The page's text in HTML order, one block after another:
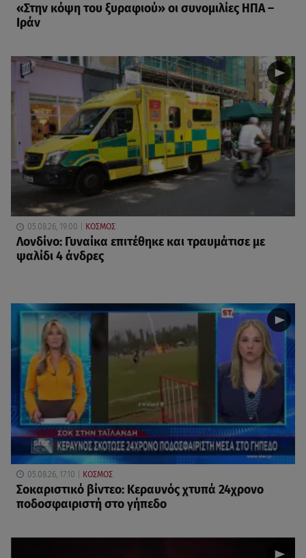
«Στην κόψη του ξυραφιού» οι συνομιλίες ΗΠΑ –
Ιράν
05.08.26, 19:00 ΚΟΣΜΟΣ
Λονδίνο: Γυναίκα επιτέθηκε και τραυμάτισε με
ψαλίδι 4 άνδρες
05.08.26, 17:10 ΚΟΣΜΟΣ
Σοκαριστικό βίντεο: Κεραυνός χτυπά 24χρονο
ποδοσφαιριστή στο γήπεδο